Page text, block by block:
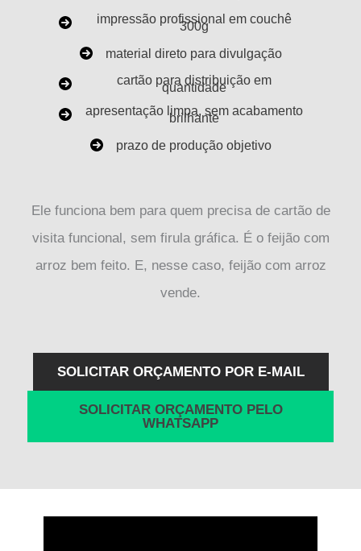
impressão profissional em couchê
300g
material direto para divulgação
cartão para distribuição em
quantidade
apresentação limpa, sem acabamento
brilhante
prazo de produção objetivo
Ele funciona bem para quem precisa de cartão de
visita funcional, sem firula gráfica. É o feijão com
arroz bem feito. E, nesse caso, feijão com arroz
vende.
SOLICITAR ORÇAMENTO POR E-MAIL
SOLICITAR ORÇAMENTO PELO
WHATSAPP